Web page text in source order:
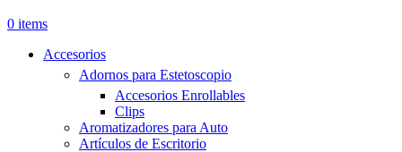
0 items
Accesorios
Adornos para Estetoscopio
Accesorios Enrollables
Clips
Aromatizadores para Auto
Artículos de Escritorio